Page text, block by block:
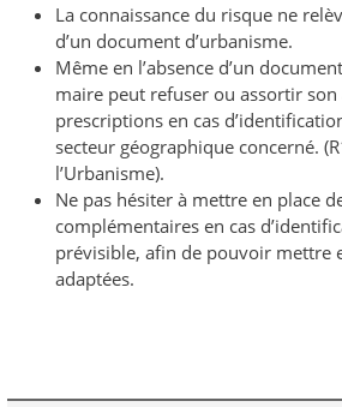
La connaissance du risque ne
d’un document d’urbanisme.
Même en l’absence d’un
maire peut refuser ou assortir
prescriptions en cas
secteur géographique concerné.
l’Urbanisme).
Ne pas hésiter à mettre en place
complémentaires en cas
prévisible, afin de pouvoir mettre
adaptées.